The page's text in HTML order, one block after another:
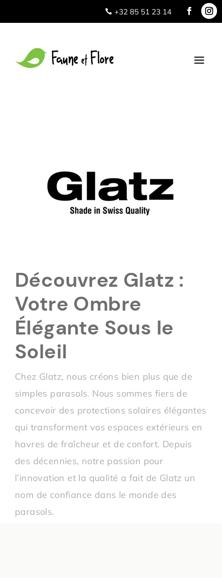
 +32 85 51 23 14
a
Découvrez Glatz :
Votre Ombre
Élégante Sous le
Soleil
Chez Glatz, nous créons bien plus que de
simples parasols. Nous sommes fiers de
concevoir des protections solaires élégantes
qui transforment vos espaces extérieurs en
havres de fraîcheur et de confort. Depuis
des décennies, notre passion pour
l’innovation et la qualité a fait de Glatz un
nom de confiance dans le monde des
parasols.